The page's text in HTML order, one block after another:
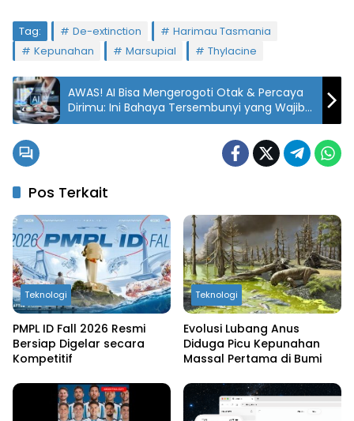
Tag: De-extinction
Harimau Tasmania
Kepunahan
Marsupial Thylacine
AWAS! AI Bisa Mengerogoti Otak & Percaya
Dirimu: Ini Bahaya Tersembunyi yang Wajib
Kamu Tahu!
Pos Terkait
Teknologi
PMPL ID Fall 2026 Resmi
Bersiap Digelar secara
Kompetitif
Teknologi
Evolusi Lubang Anus
Diduga Picu Kepunahan
Massal Pertama di Bumi